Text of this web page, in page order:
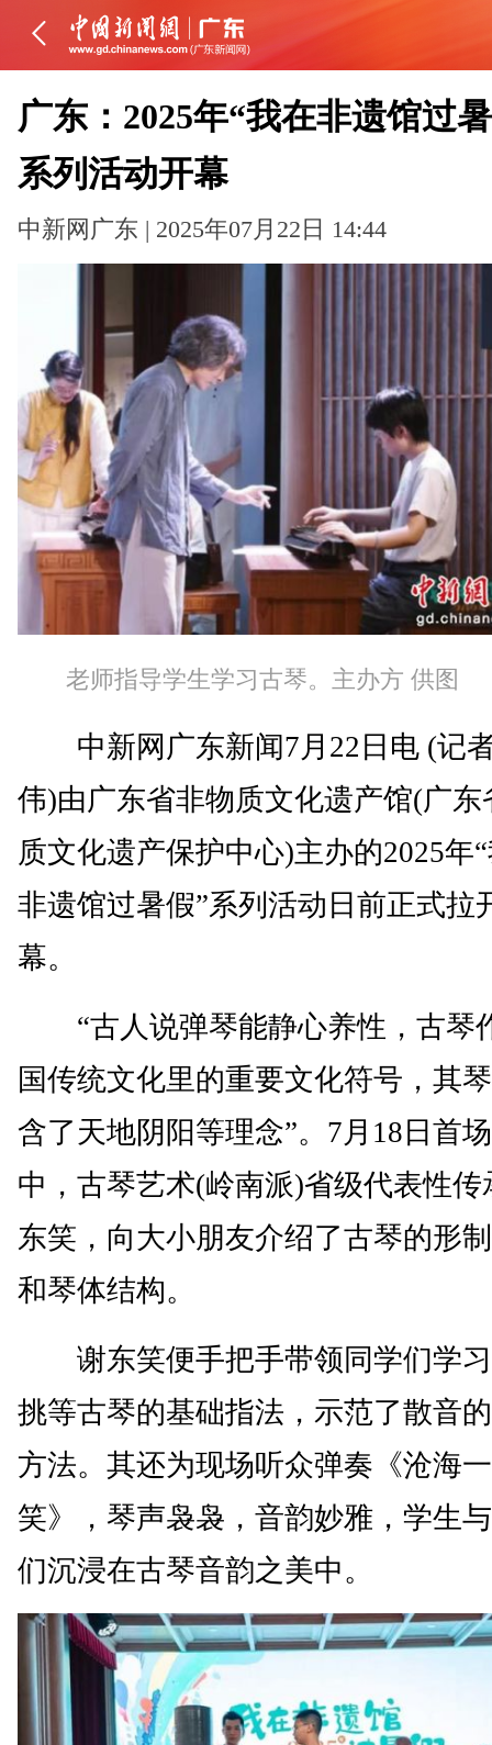
广东：2025年“我在非遗馆过
系列活动开幕
中新网广东 | 2025年07月22日 14:44
老师指导学生学习古琴。主办方 供图
中新网广东新闻7月22日电 (记
伟)由广东省非物质文化遗产馆(广东
质文化遗产保护中心)主办的2025年
非遗馆过暑假”系列活动日前正式拉
幕。
“古人说弹琴能静心养性，古琴
国传统文化里的重要文化符号，其
含了天地阴阳等理念”。7月18日首
中，古琴艺术(岭南派)省级代表性传
东笑，向大小朋友介绍了古琴的形
和琴体结构。
谢东笑便手把手带领同学们学
挑等古琴的基础指法，示范了散音
方法。其还为现场听众弹奏《沧海
笑》，琴声袅袅，音韵妙雅，学生
们沉浸在古琴音韵之美中。